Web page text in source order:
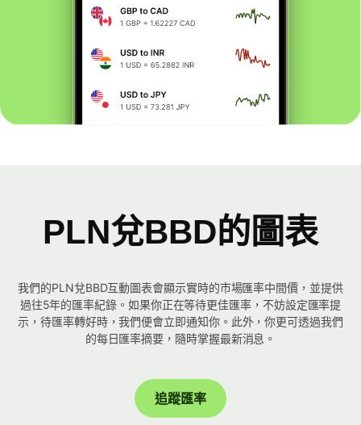
PLN兌BBD的圖表
我們的PLN兌BBD互動圖表會顯示實時的市場匯率中間價，並提供
過往5年的匯率紀錄。如果你正在等待更佳匯率，不妨設定匯率提
示，待匯率轉好時，我們便會立即通知你。此外，你更可透過我們
的每日匯率摘要，隨時掌握最新消息。
追蹤匯率